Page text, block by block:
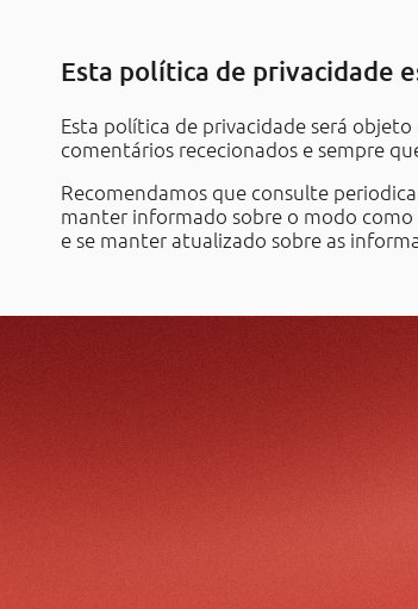
Esta política de privacidade
Esta política de privacidade será
comentários rececionados e sempre
Recomendamos que consulte
manter informado sobre o modo como
e se manter atualizado sobre as